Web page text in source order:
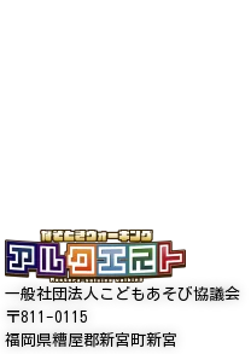
一般社団法人こどもあそび協議会
〒811-0115
福岡県糟屋郡新宮町新宮